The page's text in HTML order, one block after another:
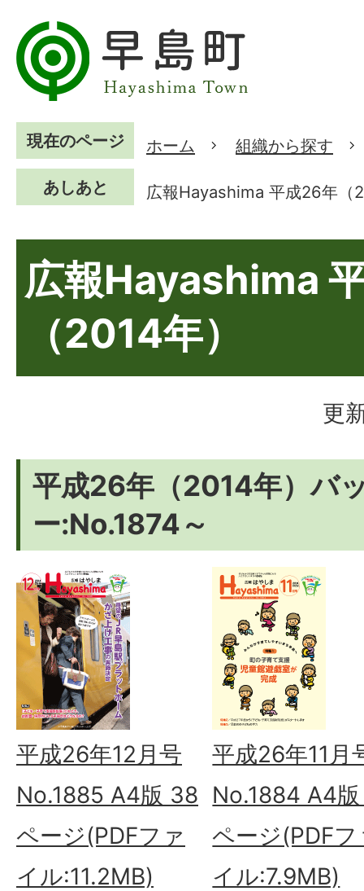
現在のページ ホーム 組織から探す
あしあと 広報Hayashima 平成26年（
広報Hayashima
（2014年）
更
平成26年（2014年）バ
ー:No.1874～
平成26年12月号
No.1885 A4版 38
ページ(PDFファ
イル:11.2MB)
平成26年11月
No.1884 A4
ページ(PDFフ
イル:7.9MB)